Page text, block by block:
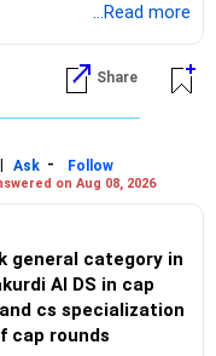
allocation.
ICICI Prudential
fund can
...Read more
Share
| Ask -
Follow
on Aug 08, 2026
general category in
AI DS in cap
cs specialization
cap rounds